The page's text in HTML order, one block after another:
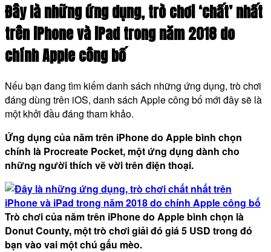
Đây là những ứng dụng, trò chơi ‘chất’ nhất
trên iPhone và iPad trong năm 2018 do
chính Apple công bố
Nếu bạn đang tìm kiếm danh sách những ứng dụng, trò chơi
đáng dùng trên iOS, danh sách Apple công bố mới đây sẽ là
một khởi đầu đáng tham khảo.
Ứng dụng của năm trên iPhone do Apple bình chọn
chính là Procreate Pocket, một ứng dụng dành cho
những người thích vẽ vời trên điện thoại.
Trò chơi của năm trên iPhone do Apple bình chọn là
Donut County, một trò chơi giải đó giá 5 USD trong đó
bạn vào vai một chú gấu mèo.